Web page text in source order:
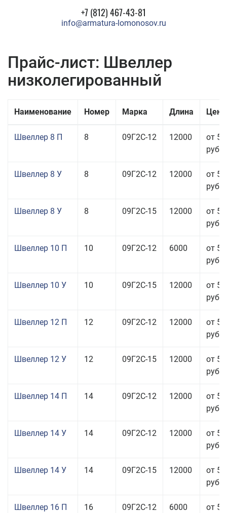
+7 (812) 467-43-81
info@armatura-lomonosov.ru
Прайс-лист: Швеллер
низколегированный
Наименование Номер Марка Длина Цена
Швеллер 8 П 8 09Г2С-12 12000
от
руб.
Швеллер 8 У 8 09Г2С-12 12000
от
руб.
Швеллер 8 У 8 09Г2С-15 12000
от
руб.
Швеллер 10 П 10 09Г2С-12 6000
от
руб.
Швеллер 10 У 10 09Г2С-15 12000
от
руб.
Швеллер 12 П 12 09Г2С-12 12000
от
руб.
Швеллер 12 У 12 09Г2С-15 12000
от
руб.
Швеллер 14 П 14 09Г2С-12 12000
от
руб.
Швеллер 14 У 14 09Г2С-12 12000
от
руб.
Швеллер 14 У 14 09Г2С-15 12000
от
руб.
Швеллер 16 П 16 09Г2С-12 6000
от